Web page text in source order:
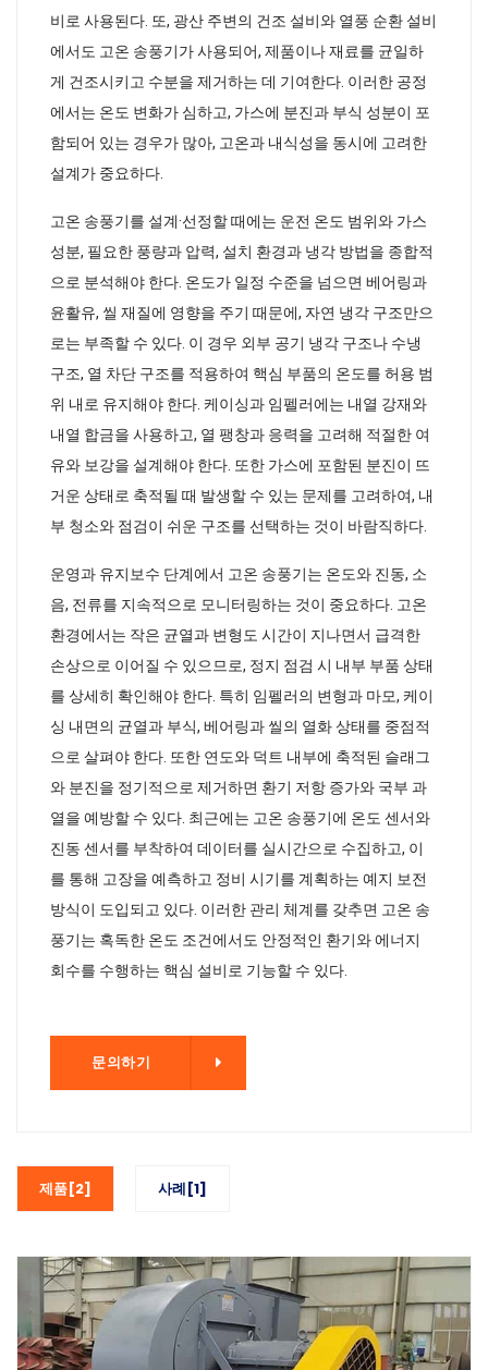
비로 사용된다. 또, 광산 주변의 건조 설비와 열풍 순환 설비
에서도 고온 송풍기가 사용되어, 제품이나 재료를 균일하
게 건조시키고 수분을 제거하는 데 기여한다. 이러한 공정
에서는 온도 변화가 심하고, 가스에 분진과 부식 성분이 포
함되어 있는 경우가 많아, 고온과 내식성을 동시에 고려한
설계가 중요하다.
고온 송풍기를 설계·선정할 때에는 운전 온도 범위와 가스
성분, 필요한 풍량과 압력, 설치 환경과 냉각 방법을 종합적
으로 분석해야 한다. 온도가 일정 수준을 넘으면 베어링과
윤활유, 씰 재질에 영향을 주기 때문에, 자연 냉각 구조만으
로는 부족할 수 있다. 이 경우 외부 공기 냉각 구조나 수냉
구조, 열 차단 구조를 적용하여 핵심 부품의 온도를 허용 범
위 내로 유지해야 한다. 케이싱과 임펠러에는 내열 강재와
내열 합금을 사용하고, 열 팽창과 응력을 고려해 적절한 여
유와 보강을 설계해야 한다. 또한 가스에 포함된 분진이 뜨
거운 상태로 축적될 때 발생할 수 있는 문제를 고려하여, 내
부 청소와 점검이 쉬운 구조를 선택하는 것이 바람직하다.
운영과 유지보수 단계에서 고온 송풍기는 온도와 진동, 소
음, 전류를 지속적으로 모니터링하는 것이 중요하다. 고온
환경에서는 작은 균열과 변형도 시간이 지나면서 급격한
손상으로 이어질 수 있으므로, 정지 점검 시 내부 부품 상태
를 상세히 확인해야 한다. 특히 임펠러의 변형과 마모, 케이
싱 내면의 균열과 부식, 베어링과 씰의 열화 상태를 중점적
으로 살펴야 한다. 또한 연도와 덕트 내부에 축적된 슬래그
와 분진을 정기적으로 제거하면 환기 저항 증가와 국부 과
열을 예방할 수 있다. 최근에는 고온 송풍기에 온도 센서와
진동 센서를 부착하여 데이터를 실시간으로 수집하고, 이
를 통해 고장을 예측하고 정비 시기를 계획하는 예지 보전
방식이 도입되고 있다. 이러한 관리 체계를 갖추면 고온 송
풍기는 혹독한 온도 조건에서도 안정적인 환기와 에너지
회수를 수행하는 핵심 설비로 기능할 수 있다.
문의하기
제품[2] 사례[1]